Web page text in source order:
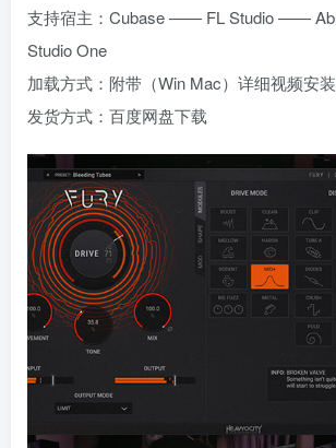
支持宿主：Cubase —— FL Studio ——
Studio One
加载方式：附带（Win Mac）详细视频安
发货方式：百度网盘下载